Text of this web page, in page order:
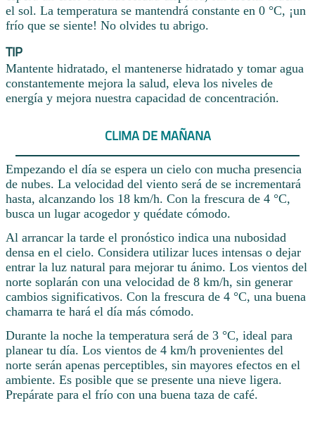
el sol. La temperatura se mantendrá constante en 0 °C, ¡un
frío que se siente! No olvides tu abrigo.
TIP
Mantente hidratado, el mantenerse hidratado y tomar agua
constantemente mejora la salud, eleva los niveles de
energía y mejora nuestra capacidad de concentración.
CLIMA DE MAÑANA
Empezando el día se espera un cielo con mucha presencia
de nubes. La velocidad del viento será de se incrementará
hasta, alcanzando los 18 km/h. Con la frescura de 4 °C,
busca un lugar acogedor y quédate cómodo.
Al arrancar la tarde el pronóstico indica una nubosidad
densa en el cielo. Considera utilizar luces intensas o dejar
entrar la luz natural para mejorar tu ánimo. Los vientos del
norte soplarán con una velocidad de 8 km/h, sin generar
cambios significativos. Con la frescura de 4 °C, una buena
chamarra te hará el día más cómodo.
Durante la noche la temperatura será de 3 °C, ideal para
planear tu día. Los vientos de 4 km/h provenientes del
norte serán apenas perceptibles, sin mayores efectos en el
ambiente. Es posible que se presente una nieve ligera.
Prepárate para el frío con una buena taza de café.